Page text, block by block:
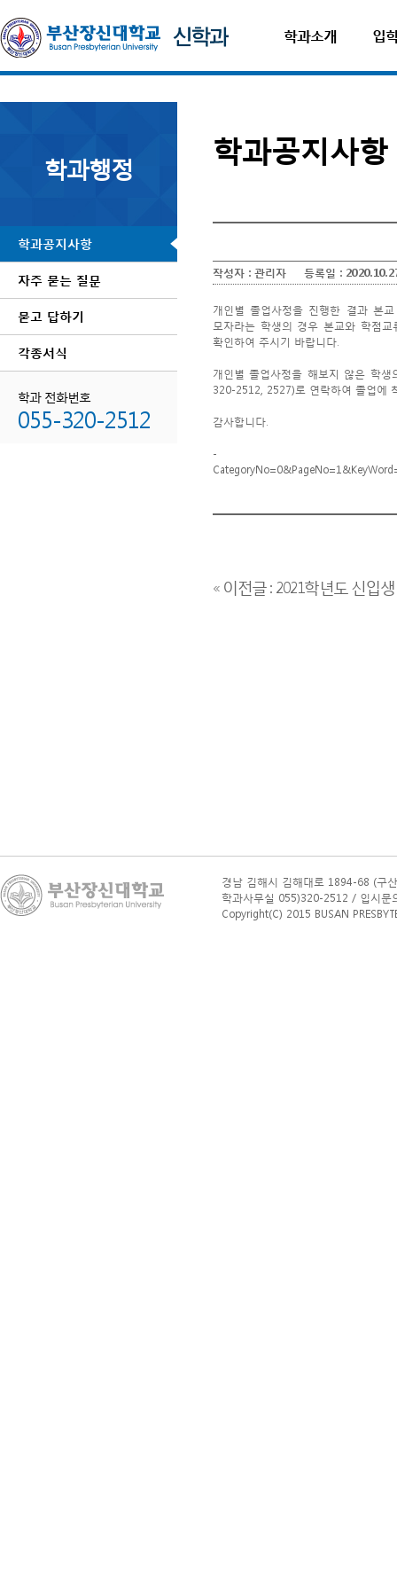
학과소개 입
학과행정
학과공지사항
자주 묻는 질문
묻고 답하기
각종서식
학과 전화번호
055-320-2512
학과공지사항
작성자 : 관리자 등록일 :
개인별 졸업사정을 진행한 결과 본
모자라는 학생의 경우 본교와 학점
확인하여 주시기 바랍니다.
개인별 졸업사정을 해보지 않은 학
320-2512, 2527)로 연락하여 졸업에
감사합니다.
- http://
« 이전글 : 2021학년도 신입
경남 김해시 김해대로 1894-68 (구
학과사무실 055)320-2512 / 입시
Copyright(C) 2015 BUSAN